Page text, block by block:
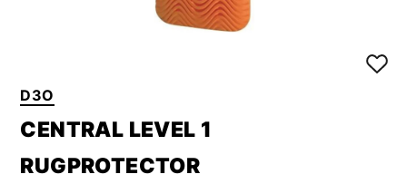
D3O
CENTRAL LEVEL 1
RUGPROTECTOR